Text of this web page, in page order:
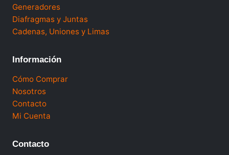
Generadores
Diafragmas y Juntas
Cadenas, Uniones y Limas
Información
Cómo Comprar
Nosotros
Contacto
Mi Cuenta
Contacto